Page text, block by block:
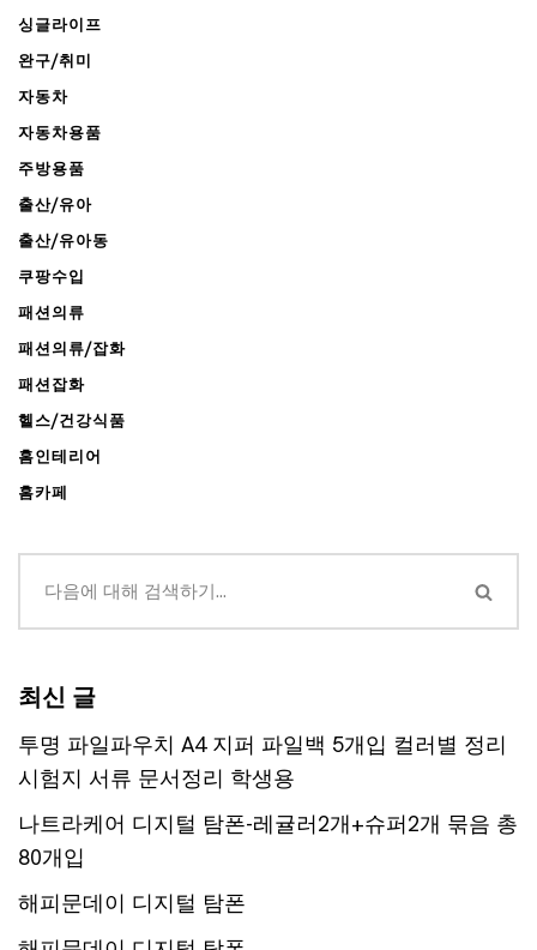
싱글라이프
완구/취미
자동차
자동차용품
주방용품
출산/유아
출산/유아동
쿠팡수입
패션의류
패션의류/잡화
패션잡화
헬스/건강식품
홈인테리어
홈카페
최신 글
투명 파일파우치 A4 지퍼 파일백 5개입 컬러별 정리
시험지 서류 문서정리 학생용
나트라케어 디지털 탐폰-레귤러2개+슈퍼2개 묶음 총
80개입
해피문데이 디지털 탐폰